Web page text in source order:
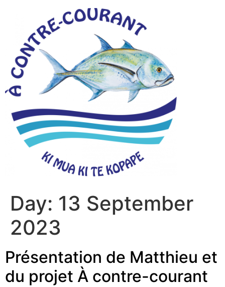
Day: 13 September
2023
Présentation de Matthieu et
du projet À contre-courant